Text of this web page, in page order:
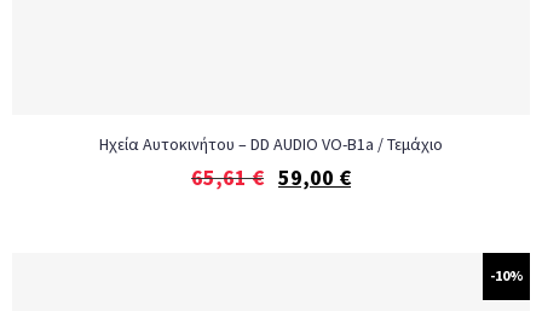
Ηχεία Αυτοκινήτου – DD AUDIO VO-B1a / Τεμάχιο
65,61€ 59,00 €
-10%